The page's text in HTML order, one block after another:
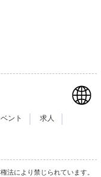
ント 求人
法により禁じられています。